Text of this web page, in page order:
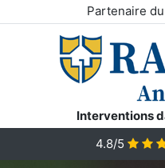
Partenaire
Interventions
4.8/5